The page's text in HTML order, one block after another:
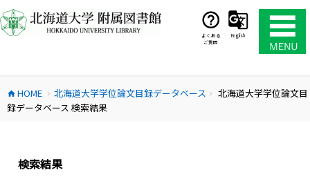
ン
テ
ス
キ
よくある
ご質問
English
home HOME chevron_right 北海道大学学位論文目録データベース chevron_right
北海道大学学位論文目
録データベース 検索結果
検索結果